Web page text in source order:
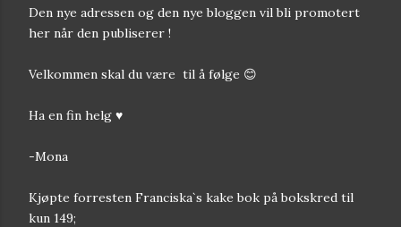
Den nye adressen og den nye bloggen vil bli promotert
her når den publiserer !
Velkommen skal du være til å følge 😊
Ha en fin helg ♥︎
-Mona
Kjøpte forresten Franciska`s kake bok på bokskred til
kun 149;